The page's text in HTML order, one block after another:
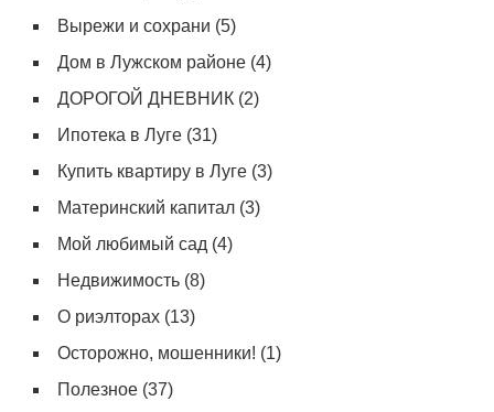
Вырежи и сохрани (5)
Дом в Лужском районе (4)
ДОРОГОЙ ДНЕВНИК (2)
Ипотека в Луге (31)
Купить квартиру в Луге (3)
Материнский капитал (3)
Мой любимый сад (4)
Недвижимость (8)
О риэлторах (13)
Осторожно, мошенники! (1)
Полезное (37)